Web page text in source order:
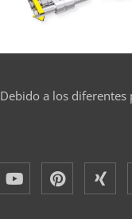
Debido a los